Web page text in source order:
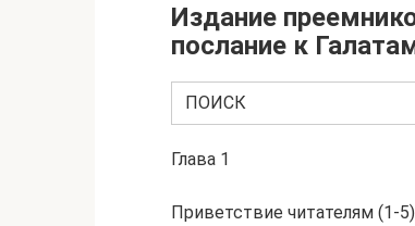
Издание
послание к
ПОИСК
Глава 1
Приветствие читателям (1-